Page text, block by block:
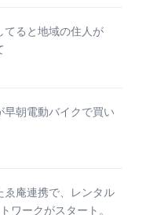
てると地域の住人が
朝電動バイクで買い
ゑ庵連携で、レンタル
ワークがスタート。